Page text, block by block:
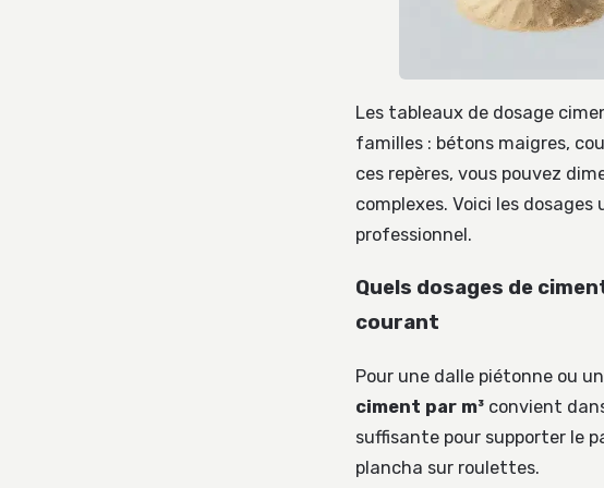
Les tableaux de dosage
familles : bétons maigres,
ces repères, vous pouvez
complexes. Voici les
professionnel.
Quels dosages de
courant
Pour une dalle piétonne ou
ciment par m³ convient
suffisante pour supporter le
plancha sur roulettes.